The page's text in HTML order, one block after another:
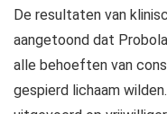
De resultaten van
aangetoond dat
alle behoeften van
gespierd lichaam